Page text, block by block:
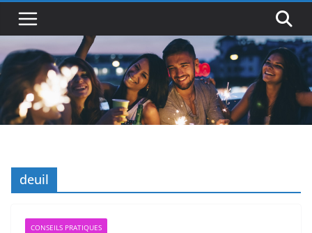
deuil
CONSEILS PRATIQUES